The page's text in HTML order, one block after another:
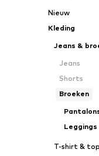
Nieuw
Kleding
Jeans &
Jeans
Shorts
Broeken
Leggings
T-shirt &